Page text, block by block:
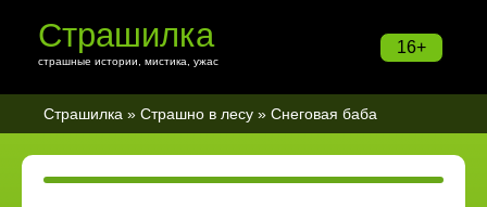
16+
Страшилка
страшные истории, мистика, ужас
Страшилка » Страшно в лесу » Снеговая баба